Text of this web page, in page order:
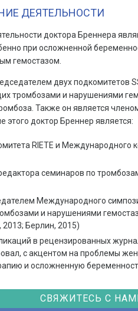
ДЕЯТЕЛЬНОСТИ
доктора Бреннера
при осложненной
гемостазом.
двух подкомитетов
тромбозами и нарушениями
Также он является
этого доктор Бреннер является:
RIETE и Международного
семинаров по
Международного
и нарушениями
2013; Берлин, 2015)
в рецензированных
с акцентом на проблемы
и осложненную
СВЯЖИТЕСЬ С